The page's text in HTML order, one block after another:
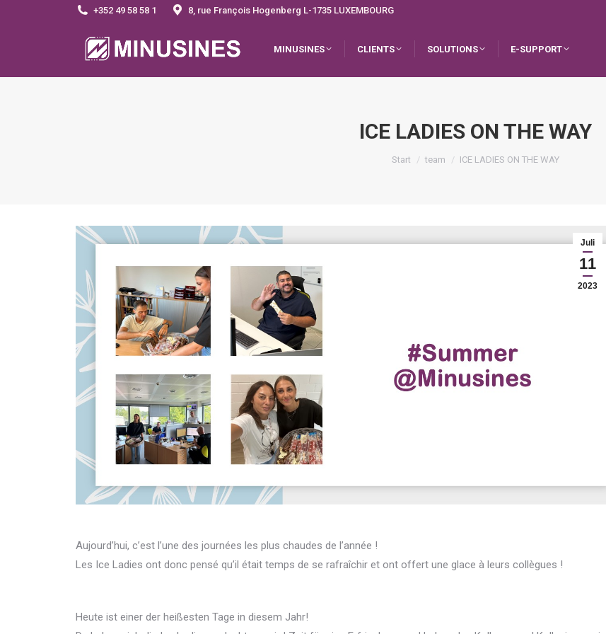
+352 49 58 58 1 8, rue François Hogenberg L-1735 LUXEMBOURG
MINUSINES CLIENTS SOLUTIONS E-SUPPORT
ICE LADIES ON THE WAY
Sie befinden sich hier:
Start team ICE LADIES ON THE WAY
Juli
11
2023
Aujourd’hui, c’est l’une des journées les plus chaudes de l’année !
Les Ice Ladies ont donc pensé qu’il était temps de se rafraîchir et ont offert une glace à leurs collègues !
Heute ist einer der heißesten Tage in diesem Jahr!